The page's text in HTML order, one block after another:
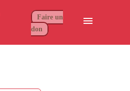
Faire un
don
menu